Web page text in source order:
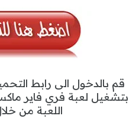
قم بالدخول الى رابط
بتشغيل لعبة فري فاير
اللعبة من